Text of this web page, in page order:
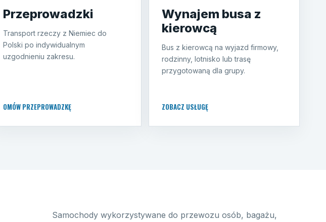
Przeprowadzki
Transport rzeczy z Niemiec do
Polski po indywidualnym
uzgodnieniu zakresu.
OMÓW PRZEPROWADZKĘ
Wynajem busa z
kierowcą
Bus z kierowcą na wyjazd firmowy,
rodzinny, lotnisko lub trasę
przygotowaną dla grupy.
ZOBACZ USŁUGĘ
Samochody wykorzystywane do przewozu osób, bagażu,